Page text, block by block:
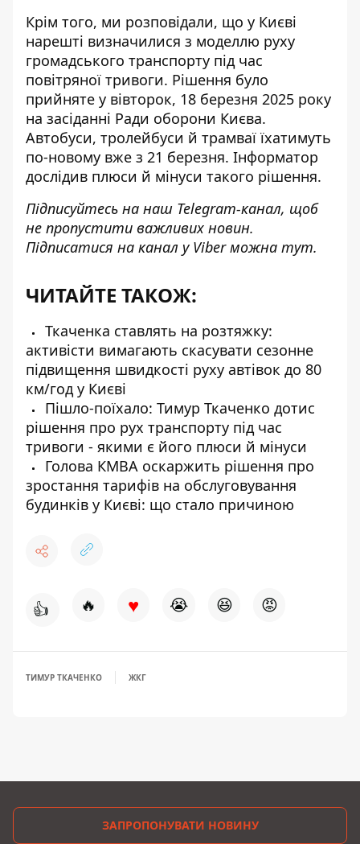
Крім того, ми розповідали, що у Києві
нарешті визначилися з моделлю руху
громадського транспорту під час
повітряної тривоги. Рішення було
прийняте у вівторок, 18 березня 2025 року
на засіданні Ради оборони Києва.
Автобуси, тролейбуси й трамваї їхатимуть
по-новому вже з 21 березня. Інформатор
дослідив плюси й мінуси такого рішення.
Підписуйтесь на наш Telegram-канал, щоб
не пропустити важливих новин.
Підписатися на канал у Viber можна тут.
ЧИТАЙТЕ ТАКОЖ:
Ткаченка ставлять на розтяжку:
активісти вимагають скасувати сезонне
підвищення швидкості руху автівок до 80
км/год у Києві
Пішло-поїхало: Тимур Ткаченко дотис
рішення про рух транспорту під час
тривоги - якими є його плюси й мінуси
Голова КМВА оскаржить рішення про
зростання тарифів на обслуговування
будинків у Києві: що стало причиною
👍 🔥 ♥ 😭 😆 😡
ТИМУР ТКАЧЕНКО ЖКГ
ЗАПРОПОНУВАТИ НОВИНУ